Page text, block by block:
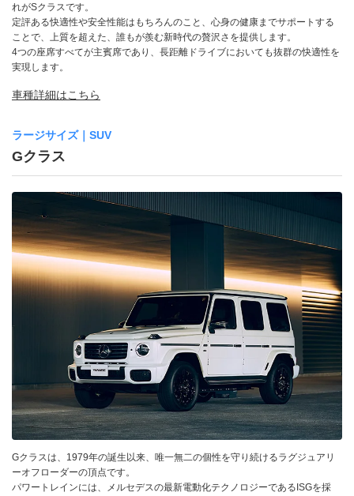
れがSクラスです。
定評ある快適性や安全性能はもちろんのこと、心身の健康までサポートする
ことで、上質を超えた、誰もが羨む新時代の贅沢さを提供します。
4つの座席すべてが主賓席であり、長距離ドライブにおいても抜群の快適性を
実現します。
車種詳細はこちら
ラージサイズ｜SUV
Gクラス
Gクラスは、1979年の誕生以来、唯一無二の個性を守り続けるラグジュアリ
ーオフローダーの頂点です。
パワートレインには、メルセデスの最新電動化テクノロジーであるISGを採